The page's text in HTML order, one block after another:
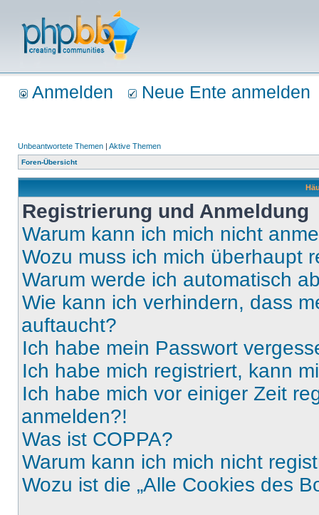
Anmelden Neue Ente anmelden
Unbeantwortete Themen | Aktive Themen
Foren-Übersicht
Registrierung und Anmeldung
Warum kann ich mich nicht
Wozu muss ich mich überhaupt
Warum werde ich automatisch
Wie kann ich verhindern, dass
auftaucht?
Ich habe mein Passwort
Ich habe mich registriert, kann
Ich habe mich vor einiger Zeit
anmelden?!
Was ist COPPA?
Warum kann ich mich nicht
Wozu ist die „Alle Cookies des